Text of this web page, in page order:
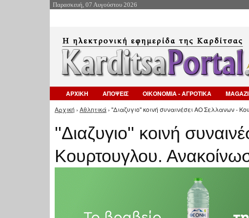
Παρασκευή, 07 Αυγούστου 2026
ΑΡΧΙΚΗ ΑΠΟΨΕΙΣ ΟΙΚΟΝΟΜΙΑ - ΑΓΡΟΤΙΚΑ
Είστε εδώ
Αρχική › Αθλητικά › ''Διαζυγιο'' κοινή συναινέσει ΑΟ Σελλανων -
''Διαζυγιο'' κοινή
Κουρτουγλου.